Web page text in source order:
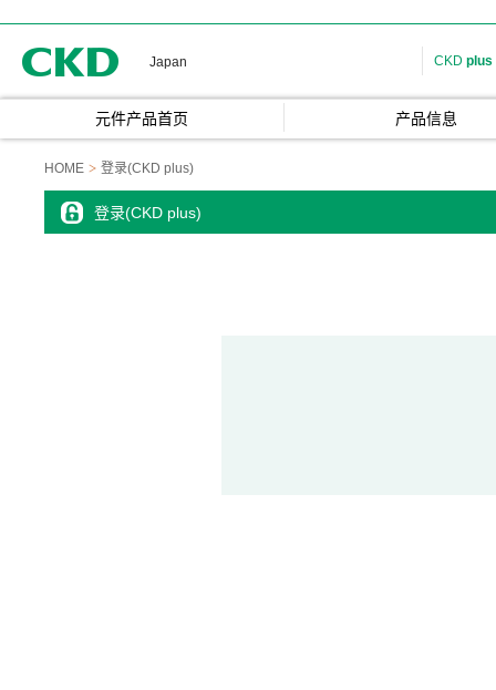
Japan CKD plus
元件产品首页 产品信息
HOME 登录(CKD plus)
登录(CKD plus)